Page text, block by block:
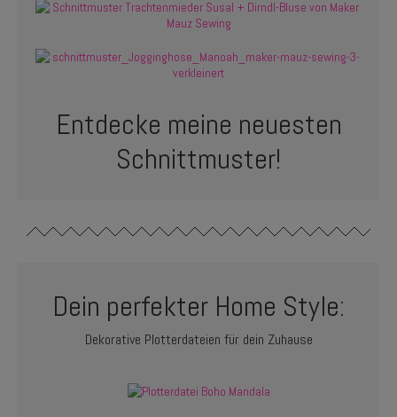
Entdecke meine neuesten
Schnittmuster!
Dein perfekter Home Style:
Dekorative Plotterdateien für dein Zuhause